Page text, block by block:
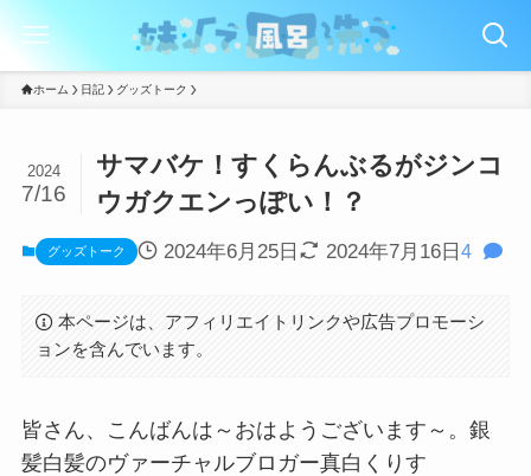
ホーム 日記 グッズトーク
サマバケ！すくらんぶるがジンコ
ウガクエンっぽい！？
2024
7/16
グッズトーク 2024年6月25日 2024年7月16日 4
本ページは、アフィリエイトリンクや広告プロモーシ
ョンを含んでいます。
皆さん、こんばんは～おはようございます～。銀
髪白髪のヴァーチャルブロガー真白くりす